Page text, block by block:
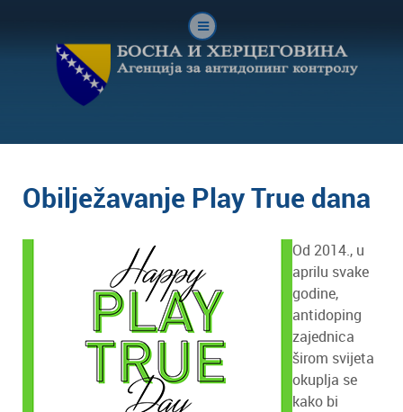
Obilježavanje Play True dana
Od 2014., u
aprilu svake
godine,
antidoping
zajednica
širom svijeta
okuplja se
kako bi